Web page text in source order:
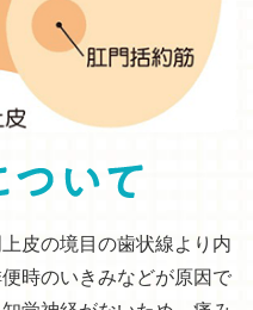
皮の境目の歯状線より内
時のいきみなどが原因で